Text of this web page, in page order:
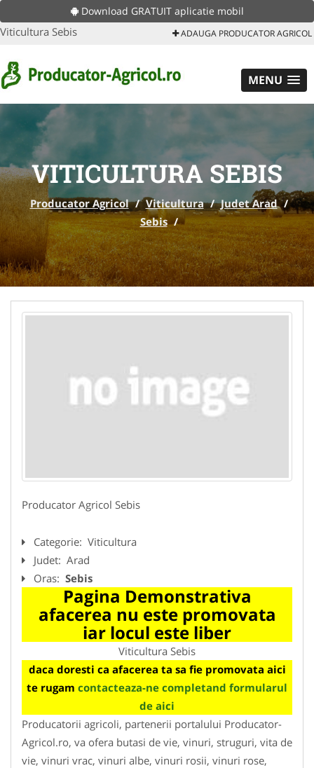
Download GRATUIT aplicatie mobil
Viticultura Sebis ADAUGA PRODUCATOR AGRICOL
MENU
VITICULTURA SEBIS
Producator Agricol / Viticultura / Judet Arad /
Sebis /
Producator Agricol Sebis
Categorie: Viticultura
Judet: Arad
Oras: Sebis
Pagina Demonstrativa
afacerea nu este promovata
iar locul este liber
Viticultura Sebis
daca doresti ca afacerea ta sa fie promovata aici
te rugam contacteaza-ne completand formularul
de aici
Producatorii agricoli, partenerii portalului Producator-
Agricol.ro, va ofera butasi de vie, vinuri, struguri, vita de
vie, vinuri vrac, vinuri albe, vinuri rosii, vinuri rose,